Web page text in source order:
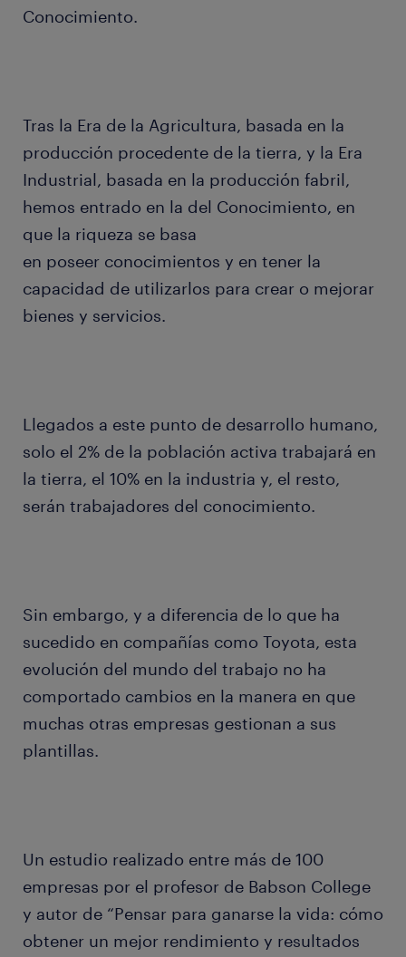
Conocimiento.
Tras la Era de la Agricultura, basada en la
producción procedente de la tierra, y la Era
Industrial, basada en la producción fabril,
hemos entrado en la del Conocimiento, en
que la riqueza se basa
en poseer conocimientos y en tener la
capacidad de utilizarlos para crear o mejorar
bienes y servicios.
Llegados a este punto de desarrollo humano,
solo el 2% de la población activa trabajará en
la tierra, el 10% en la industria y, el resto,
serán trabajadores del conocimiento.
Sin embargo, y a diferencia de lo que ha
sucedido en compañías como Toyota, esta
evolución del mundo del trabajo no ha
comportado cambios en la manera en que
muchas otras empresas gestionan a sus
plantillas.
Un estudio realizado entre más de 100
empresas por el profesor de Babson College
y autor de “Pensar para ganarse la vida: cómo
obtener un mejor rendimiento y resultados